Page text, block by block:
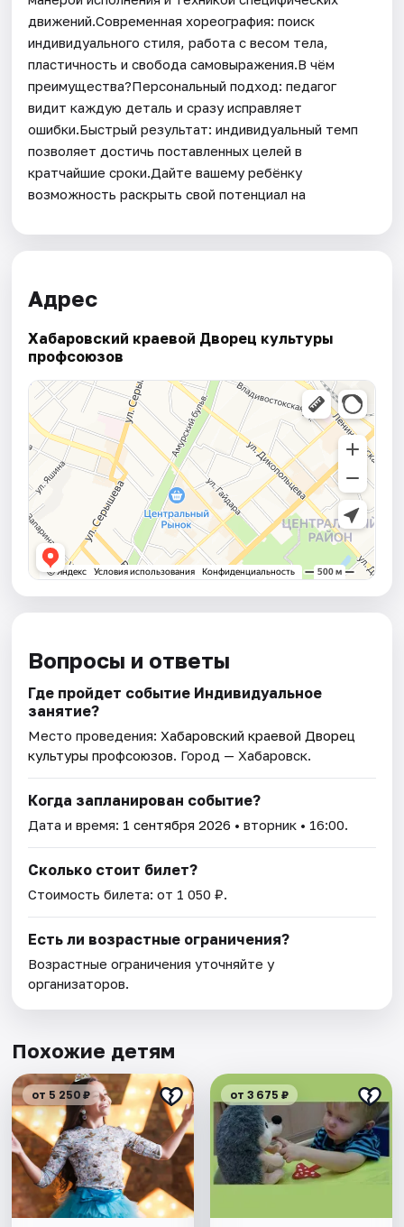
движений.Современная хореография: поиск
индивидуального стиля, работа с весом тела,
пластичность и свобода самовыражения.В чём
преимущества?Персональный подход: педагог
видит каждую деталь и сразу исправляет
ошибки.Быстрый результат: индивидуальный темп
позволяет достичь поставленных целей в
кратчайшие сроки.Дайте вашему ребёнку
возможность раскрыть свой потенциал на
Адрес
Хабаровский краевой Дворец культуры
профсоюзов
Вопросы и ответы
Где пройдет событие Индивидуальное
занятие?
Место проведения:Хабаровский краевой Дворец
культуры профсоюзов. Город — Хабаровск.
Когда запланирован событие?
Дата и время: 1 сентября 2026 • вторник • 16:00.
Сколько стоит билет?
Стоимость билета: от 1 050 ₽.
Есть ли возрастные ограничения?
Возрастные ограничения уточняйте у
организаторов.
Похожие детям
от 5 250 ₽ от 3 675 ₽